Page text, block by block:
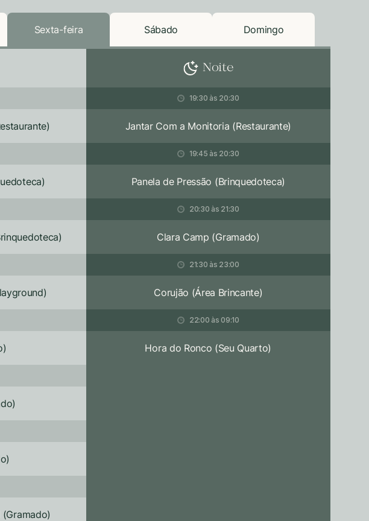
Sexta-feira Sábado Domingo
Noite
19:30 às 20:30
Jantar Com a Monitoria (Restaurante)
19:45 às 20:30
Panela de Pressão (Brinquedoteca)
20:30 às 21:30
Clara Camp (Gramado)
21:30 às 23:00
Corujão (Área Brincante)
22:00 às 09:10
Hora do Ronco (Seu Quarto)